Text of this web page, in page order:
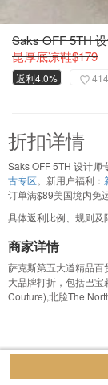
Saks OFF 5TH
昆厚底凉鞋$179
返利4.0% 414
折扣详情
Saks OFF 5TH 设计师
古专区。新用户福利：
订单满$89美国境内免运
具体返利比例、规则及
商家详情
萨克斯第五大道精品百
大品牌打折，包括巴
Couture),北脸The